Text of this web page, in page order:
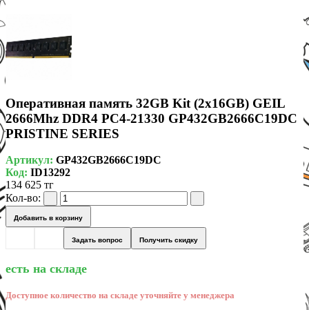
Оперативная память 32GB Kit (2x16GB) GEIL
2666Mhz DDR4 PC4-21330 GP432GB2666C19DC
PRISTINE SERIES
Артикул: GP432GB2666C19DC
Код: ID13292
134 625 тг
Кол-во:
Добавить в корзину
Задать вопрос Получить скидку
есть на складе
Доступное количество на складе уточняйте у менеджера